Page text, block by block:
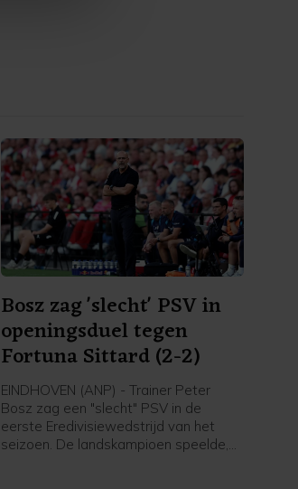
Bosz zag 'slecht' PSV in
openingsduel tegen
Fortuna Sittard (2-2)
EINDHOVEN (ANP) - Trainer Peter
Bosz zag een "slecht" PSV in de
eerste Eredivisiewedstrijd van het
seizoen. De landskampioen speelde,